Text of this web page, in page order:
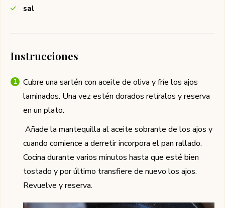
sal
Instrucciones
Cubre una sartén con aceite de oliva y fríe los ajos
laminados. Una vez estén dorados retíralos y reserva
en un plato.
Añade la mantequilla al aceite sobrante de los ajos y
cuando comience a derretir incorpora el pan rallado.
Cocina durante varios minutos hasta que esté bien
tostado y por último transfiere de nuevo los ajos.
Revuelve y reserva.